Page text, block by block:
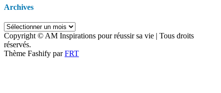
Archives
Archives
Copyright © AM Inspirations pour réussir sa vie | Tous droits
réservés.
Thème Fashify parFRT